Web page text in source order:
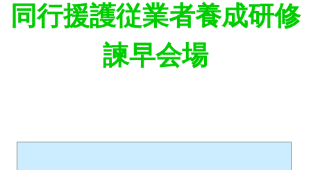
同行援護従業者養成研修
諫早会場